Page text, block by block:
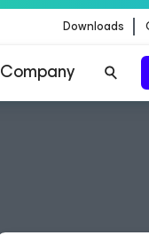
Downloads
Company